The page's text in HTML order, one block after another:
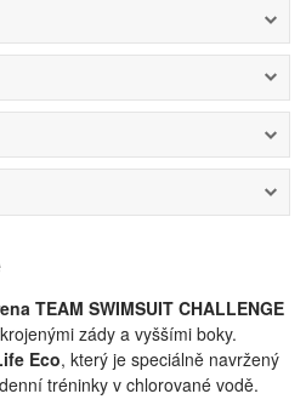
TEAM SWIMSUIT CHALLENGE
zády a vyššími boky.
Eco, který je speciálně navržený
tréninky v chlorované vodě.